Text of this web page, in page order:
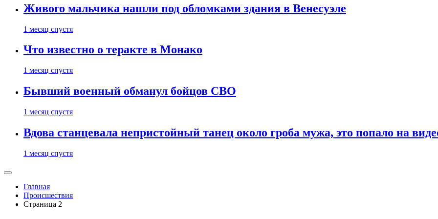
Живого мальчика нашли под обломками здания в Венесуэле
1 месяц спустя
Что известно о теракте в Монако
1 месяц спустя
Бывший военный обманул бойцов СВО
1 месяц спустя
Вдова станцевала непристойный танец около гроба мужа, это попало на
1 месяц спустя
Главная
Происшествия
Страница 2